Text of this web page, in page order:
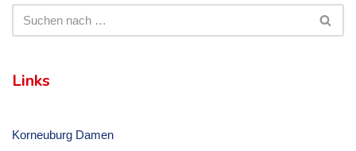
Links
Korneuburg Damen